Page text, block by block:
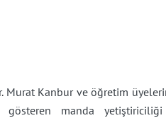
Murat Kanbur ve öğretim
manda